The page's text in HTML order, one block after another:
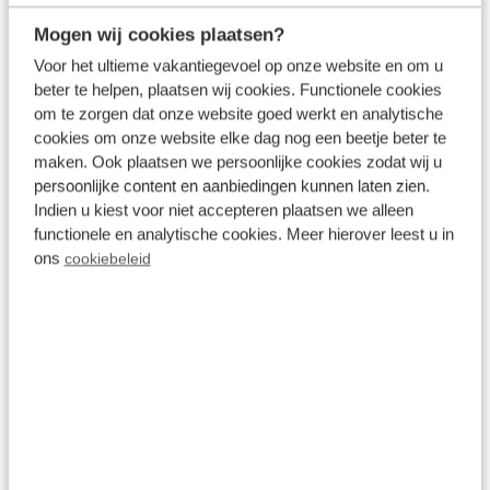
Mogen wij cookies plaatsen?
Voor het ultieme vakantiegevoel op onze website en om u
beter te helpen, plaatsen wij cookies. Functionele cookies
om te zorgen dat onze website goed werkt en analytische
cookies om onze website elke dag nog een beetje beter te
maken. Ook plaatsen we persoonlijke cookies zodat wij u
persoonlijke content en aanbiedingen kunnen laten zien.
Indien u kiest voor niet accepteren plaatsen we alleen
functionele en analytische cookies. Meer hierover leest u in
ons cookiebeleid
initiatieven bekroond met hetgouden Green Key
keurmerk.